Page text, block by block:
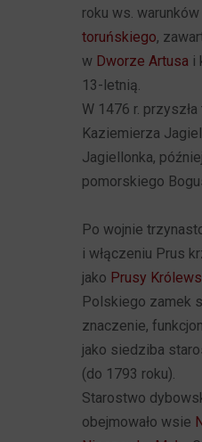
roku ws. warunków
toruńskiego,
w Dworze Artusa i
13-letnią.
W 1476 r.
Kaziemierza
Jagiellonka,
pomorskiego
Po wojnie
i włączeniu Prus
jako Prusy
Polskiego zamek
znaczenie,
jako siedziba
(do 1793 roku).
Starostwo
obejmowało wsie